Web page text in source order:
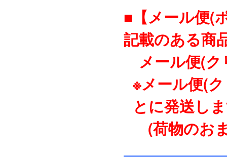
■【メール便(
記載のある商
メール便(ク
※メール便(
とに発送し
(荷物のお